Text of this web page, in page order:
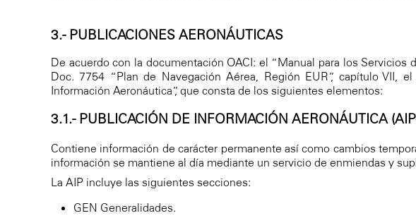
3.- PUBLICACIONES AERONÁUTICAS
De acuerdo con la documentación OACI: el “Manual para los
Doc. 7754 “Plan de Navegación Aérea, Región EUR”, capítulo VII,
Información Aeronáutica”, que consta de los siguientes elementos:
3.1.- PUBLICACIÓN DE INFORMACIÓN AERONÁUTICA
Contiene información de carácter permanente así como cambios
información se mantiene al día mediante un servicio de enmiendas y
La AIP incluye las siguientes secciones:
GEN Generalidades.